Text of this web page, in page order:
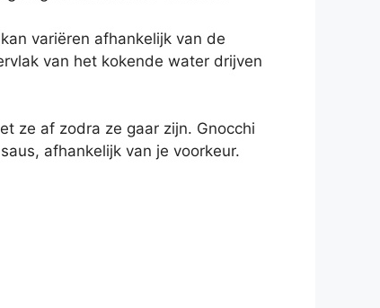
variëren afhankelijk van de
van het kokende water drijven
ze af zodra ze gaar zijn. Gnocchi
afhankelijk van je voorkeur.